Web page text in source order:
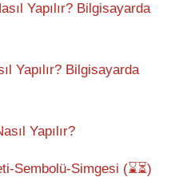
Yapılır? Bilgisayarda
Yapılır? Bilgisayarda
Yapılır?
Sembolü-Simgesi (⌛⏳)